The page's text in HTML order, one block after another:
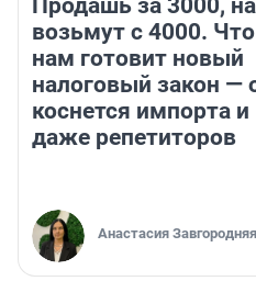
Продашь за 3000,
возьмут с 4000. Что
нам готовит новый
налоговый закон —
коснется импорта и
даже репетиторов
Анастасия Завгородняя